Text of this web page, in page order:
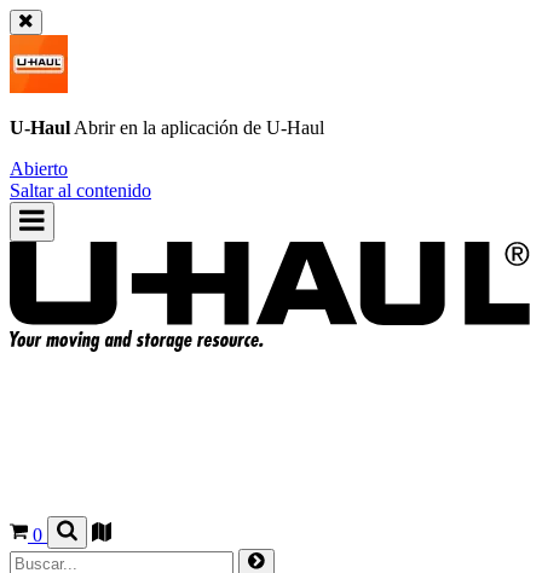
U-Haul Abrir en la aplicación de U-Haul
Abierto
Saltar al contenido
0